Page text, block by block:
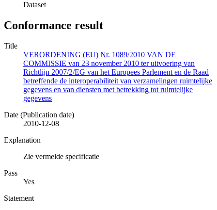
Dataset
Conformance result
Title
VERORDENING (EU) Nr. 1089/2010 VAN DE
COMMISSIE van 23 november 2010 ter uitvoering van
Richtlijn 2007/2/EG van het Europees Parlement en de Raad
betreffende de interoperabiliteit van verzamelingen ruimtelijke
gegevens en van diensten met betrekking tot ruimtelijke
gegevens
Date (Publication date)
2010-12-08
Explanation
Zie vermelde specificatie
Pass
Yes
Statement